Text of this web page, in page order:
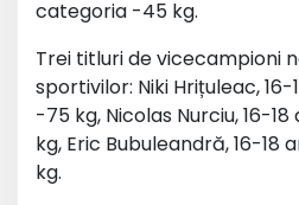
categoria -45 kg.
Trei titluri de vicecampioni
sportivilor: Niki Hrițuleac,
-75 kg, Nicolas Nurciu, 16-
kg, Eric Bubuleandră, 16-18
kg.